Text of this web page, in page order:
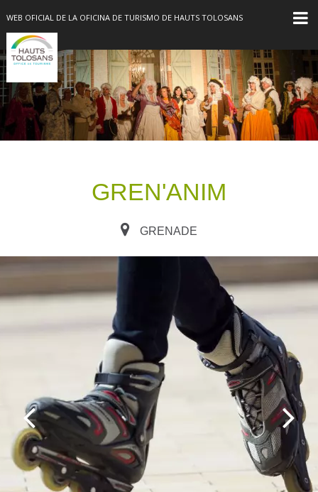
WEB OFICIAL DE LA OFICINA DE TURISMO DE HAUTS TOLOSANS
GREN'ANIM
GRENADE